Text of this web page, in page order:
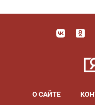
О САЙТЕ